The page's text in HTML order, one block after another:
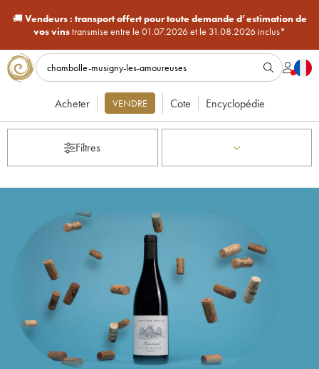
🚚Vendeurs : transport offert pour toute demande d’estimation de
vos vinstransmise entre le 01.07.2026 et le 31.08.2026 inclus*
Acheter VENDRE Cote Encyclopédie
Filtres